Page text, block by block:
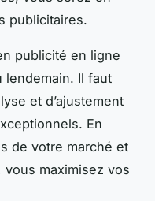
publicitaires.
publicité en ligne
lendemain. Il faut
et d’ajustement
En
de votre marché et
maximisez vos